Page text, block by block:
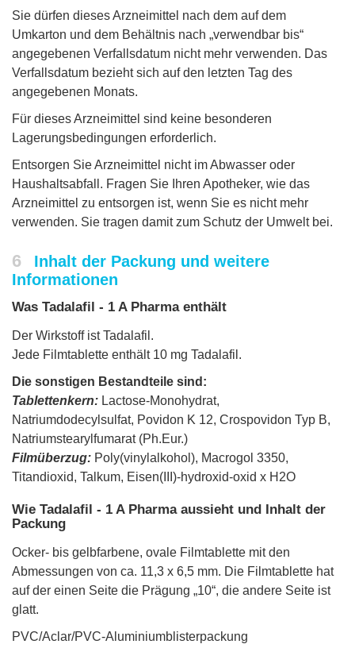
Sie dürfen dieses Arzneimittel nach dem auf dem
Umkarton und dem Behältnis nach „verwendbar bis“
angegebenen Verfallsdatum nicht mehr verwenden. Das
Verfallsdatum bezieht sich auf den letzten Tag des
angegebenen Monats.
Für dieses Arzneimittel sind keine besonderen
Lagerungsbedingungen erforderlich.
Entsorgen Sie Arzneimittel nicht im Abwasser oder
Haushaltsabfall. Fragen Sie Ihren Apotheker, wie das
Arzneimittel zu entsorgen ist, wenn Sie es nicht mehr
verwenden. Sie tragen damit zum Schutz der Umwelt bei.
6
Inhalt der Packung und weitere
Informationen
Was Tadalafil - 1 A Pharma enthält
Der Wirkstoff ist Tadalafil.
Jede Filmtablette enthält 10 mg Tadalafil.
Die sonstigen Bestandteile sind:
Tablettenkern: Lactose-Monohydrat,
Natriumdodecylsulfat, Povidon K 12, Crospovidon Typ B,
Natriumstearylfumarat (Ph.Eur.)
Filmüberzug: Poly(vinylalkohol), Macrogol 3350,
Titandioxid, Talkum, Eisen(III)-hydroxid-oxid x H2O
Wie Tadalafil - 1 A Pharma aussieht und Inhalt der
Packung
Ocker- bis gelbfarbene, ovale Filmtablette mit den
Abmessungen von ca. 11,3 x 6,5 mm. Die Filmtablette hat
auf der einen Seite die Prägung „10“, die andere Seite ist
glatt.
PVC/Aclar/PVC-Aluminiumblisterpackung